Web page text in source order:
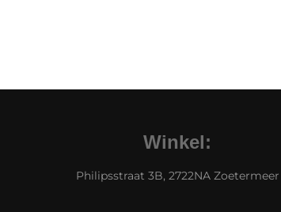
Winkel:
Philipsstraat 3B, 2722NA Zoetermeer